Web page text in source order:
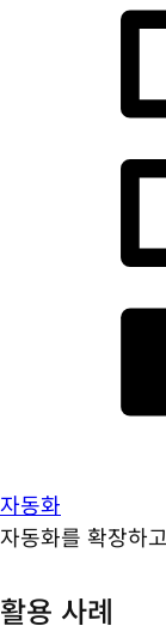
자동화
자동화를 확장하
활용 사례